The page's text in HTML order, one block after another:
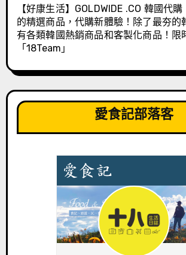
【好康生活】GOLDWIDE .CO 韓國代
的精選商品，代購新體驗！除了最夯的
有各類韓國熱銷商品和客製化商品！限
「18Team」
愛食記部落客